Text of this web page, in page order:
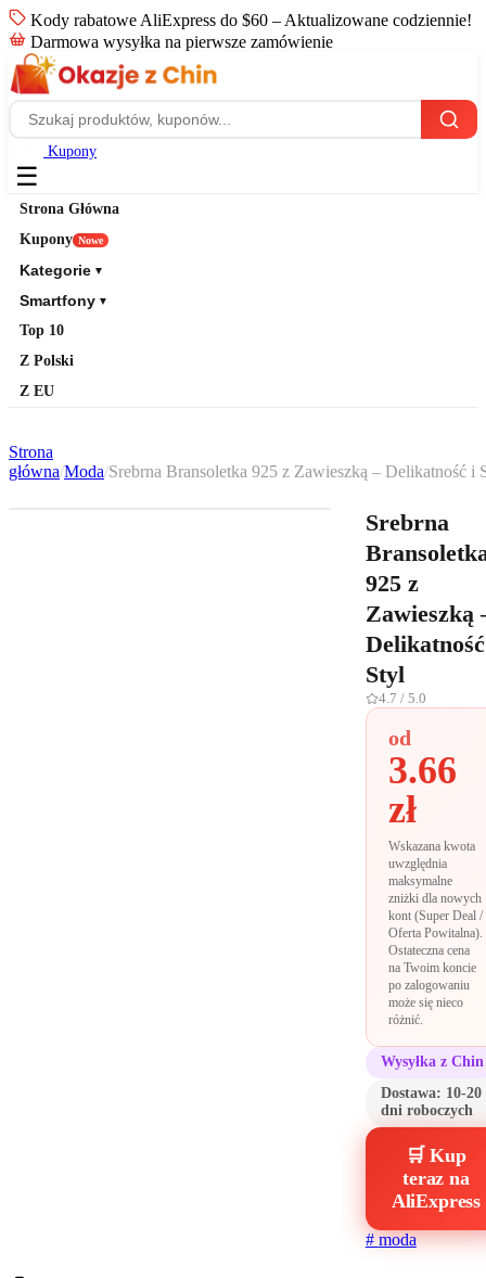
Kody rabatowe AliExpress do $60 – Aktualizowane codziennie!
Darmowa wysyłka na pierwsze zamówienie
Kupony
☰
Strona Główna
Kupony Nowe
Kategorie ▼
Smartfony ▼
Top 10
Z Polski
Z EU
Strona
główna/Moda/Srebrna Bransoletka 925 z Zawieszką – Delikatność i
Srebrna
925 z
Zawieszką
Styl
4.7 / 5.0
od
3.66
zł
Wskazana kwota
uwzględnia
maksymalne
zniżki dla nowych
kont (Super Deal /
Oferta Powitalna).
Ostateczna cena
na Twoim koncie
po zalogowaniu
może się nieco
różnić.
Wysyłka z Chin
Dostawa: 10-20
dni roboczych
🛒 Kup
teraz na
AliExpress
#moda